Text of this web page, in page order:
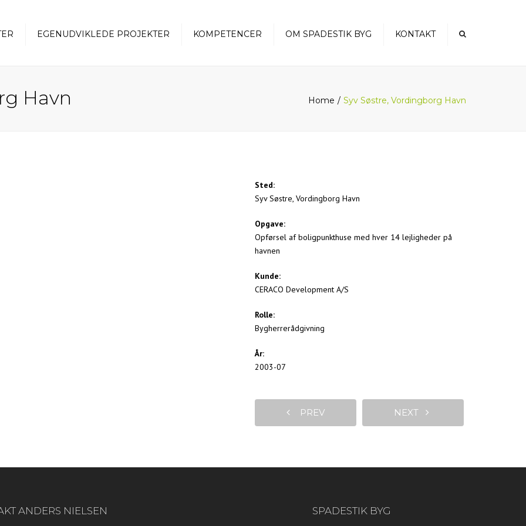
EGENUDVIKLEDE PROJEKTER KOMPETENCER OM SPADESTIK BYG KONTAKT
Havn Home Syv Søstre, Vordingborg Havn
Sted:
Syv Søstre, Vordingborg Havn
Opgave:
Opførsel af boligpunkthuse med hver 14 lejligheder på
havnen
Kunde:
CERACO Development A/S
Rolle:
Bygherrerådgivning
År:
2003-07
PREV NEXT
ANDERS NIELSEN SPADESTIK BYG